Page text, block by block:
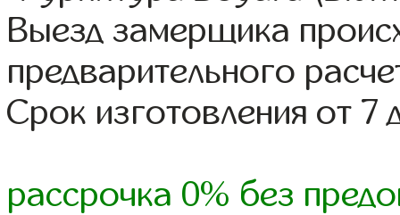
Выезд замерщика
предварительного
Срок изготовления от 7
рассрочка 0% без